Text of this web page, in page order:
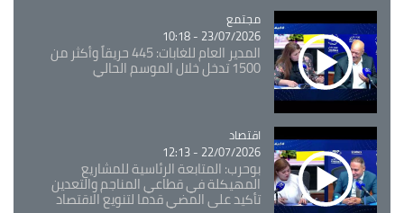
Catégorie
مجتمع
23/07/2026 - 10:18
المدير العام للغابات: 445 حريقاً وأكثر من
1500 تدخل خلال الموسم الحالي
Catégorie
اقتصاد
22/07/2026 - 12:13
بوحرب: المتابعة الرئاسية للمشاريع
المهيكلة في قطاعي المناجم والتعدين
تأكيد على المضي قدما لتنويع الاقتصاد